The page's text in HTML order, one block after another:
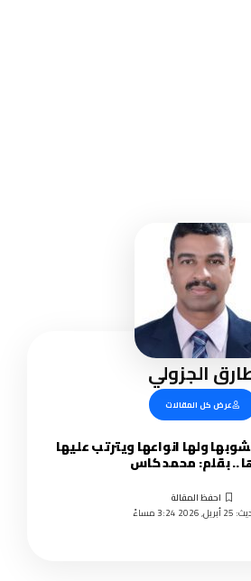
الجزولي
عرض كل المقالات
ولها انواعها ويترتب عليها
.. بقلم: محمد كاس
3:24 مساءً